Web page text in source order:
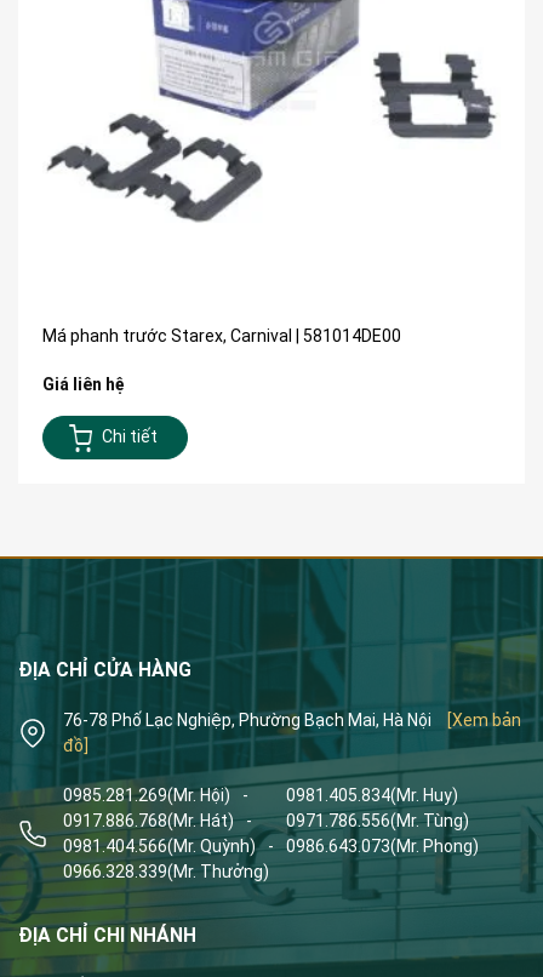
Má phanh trước Starex, Carnival | 581014DE00
Giá liên hệ
Chi tiết
ĐỊA CHỈ CỬA HÀNG
76-78 Phố Lạc Nghiệp, Phường Bạch Mai, Hà Nội
[Xem bản
đồ]
0985.281.269(Mr. Hội) - 0981.405.834(Mr. Huy)
0917.886.768(Mr. Hát) - 0971.786.556(Mr. Tùng)
0981.404.566(Mr. Quỳnh) - 0986.643.073(Mr. Phong)
0966.328.339(Mr. Thưởng)
ĐỊA CHỈ CHI NHÁNH